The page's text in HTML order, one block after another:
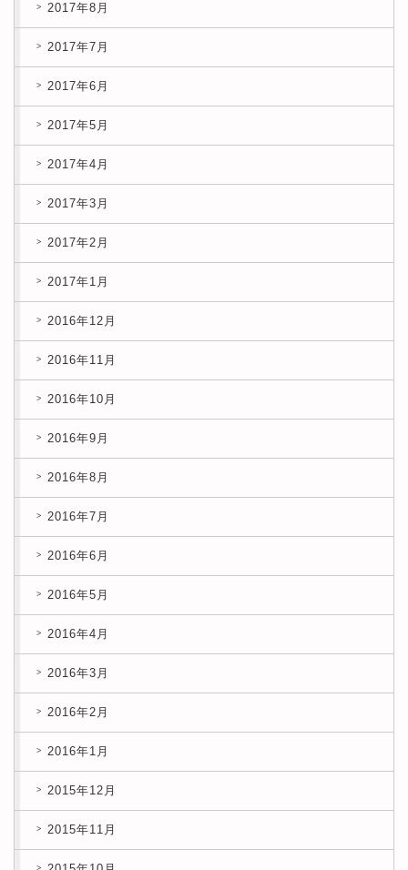
2017年8月
2017年7月
2017年6月
2017年5月
2017年4月
2017年3月
2017年2月
2017年1月
2016年12月
2016年11月
2016年10月
2016年9月
2016年8月
2016年7月
2016年6月
2016年5月
2016年4月
2016年3月
2016年2月
2016年1月
2015年12月
2015年11月